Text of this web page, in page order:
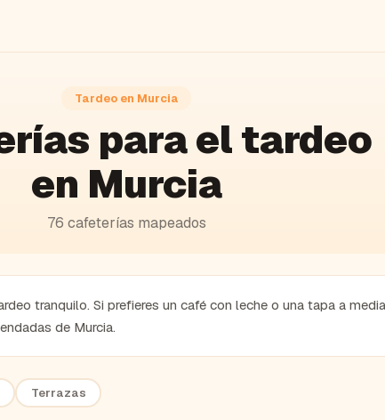
Tardeo en Murcia
para el tardeo
en Murcia
76 cafeterías mapeados
tranquilo. Si prefieres un café con leche o una tapa a
de Murcia.
Terrazas